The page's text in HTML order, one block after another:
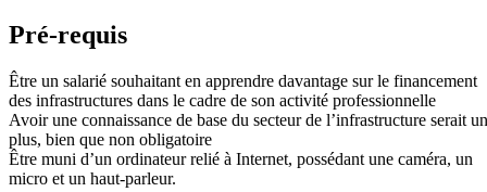
Pré-requis
Être un salarié souhaitant en apprendre davantage sur le financement
des infrastructures dans le cadre de son activité professionnelle
Avoir une connaissance de base du secteur de l’infrastructure serait un
plus, bien que non obligatoire
Être muni d’un ordinateur relié à Internet, possédant une caméra, un
micro et un haut-parleur.